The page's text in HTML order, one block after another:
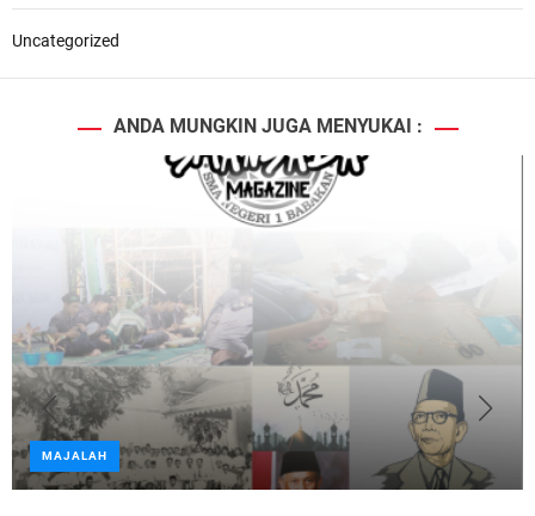
Uncategorized
ANDA MUNGKIN JUGA MENYUKAI :
MAJALAH